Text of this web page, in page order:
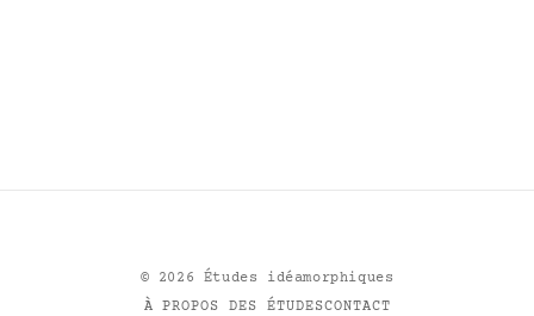
© 2026 Études idéamorphiques
À PROPOS DES ÉTUDESCONTACT